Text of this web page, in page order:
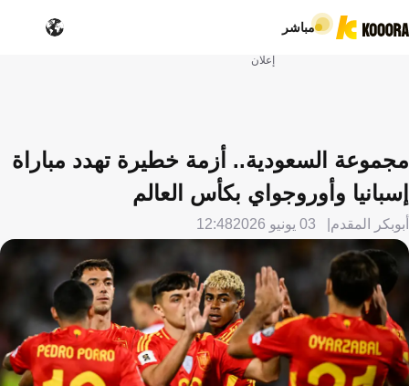
مباشر
إعلان
مجموعة السعودية.. أزمة خطيرة تهدد مباراة
إسبانيا وأوروجواي بكأس العالم
أبوبكر المقدم 03 يونيو 2026 12:48